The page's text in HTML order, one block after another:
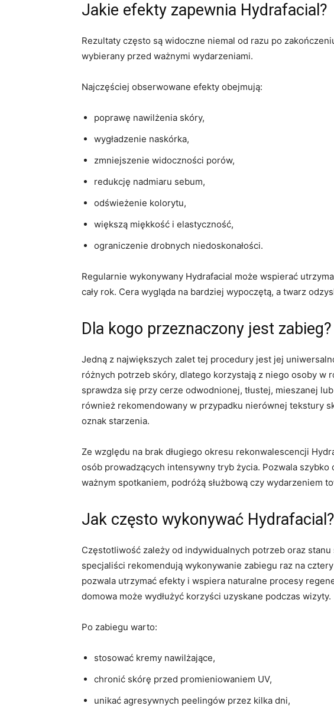
Jakie efekty zapewnia Hydrafacial?
Rezultaty często są widoczne niemal od razu po
wybierany przed ważnymi wydarzeniami.
Najczęściej obserwowane efekty obejmują:
poprawę nawilżenia skóry,
wygładzenie naskórka,
zmniejszenie widoczności porów,
redukcję nadmiaru sebum,
odświeżenie kolorytu,
większą miękkość i elastyczność,
ograniczenie drobnych niedoskonałości.
Regularnie wykonywany Hydrafacial może wspierać
cały rok. Cera wygląda na bardziej wypoczętą, a twarz
Dla kogo przeznaczony jest zabieg?
Jedną z największych zalet tej procedury jest jej
różnych potrzeb skóry, dlatego korzystają z niego osoby w
sprawdza się przy cerze odwodnionej, tłustej, mieszanej
również rekomendowany w przypadku nierównej tekstury
oznak starzenia.
Ze względu na brak długiego okresu rekonwalescencji
osób prowadzących intensywny tryb życia. Pozwala
ważnym spotkaniem, podróżą służbową czy wydarzeniem
Jak często wykonywać Hydrafacial?
Częstotliwość zależy od indywidualnych potrzeb oraz stanu
specjaliści rekomendują wykonywanie zabiegu raz na
pozwala utrzymać efekty i wspiera naturalne procesy
domowa może wydłużyć korzyści uzyskane podczas wizyty.
Po zabiegu warto:
stosować kremy nawilżające,
chronić skórę przed promieniowaniem UV,
unikać agresywnych peelingów przez kilka dni,